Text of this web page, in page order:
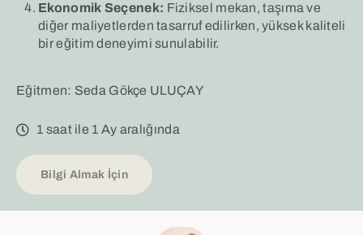
Ekonomik Seçenek: Fiziksel mekan, taşıma ve
diğer maliyetlerden tasarruf edilirken, yüksek kaliteli
bir eğitim deneyimi sunulabilir.
Eğitmen: Seda Gökçe ULUÇAY
1 saat ile 1 Ay aralığında
Bilgi Almak İçin